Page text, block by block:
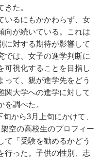
た。
るにもかかわらず、女
向が続いている。これは
に対する期待が影響して
では、女子の進学判断に
可視化することを目指し
って、親が進学先をどう
関大学への進学に対して
調べた。
から3月上旬にかけて、
空の高校生のプロフィー
て「受験を勧めるかどう
行った。子供の性別、志